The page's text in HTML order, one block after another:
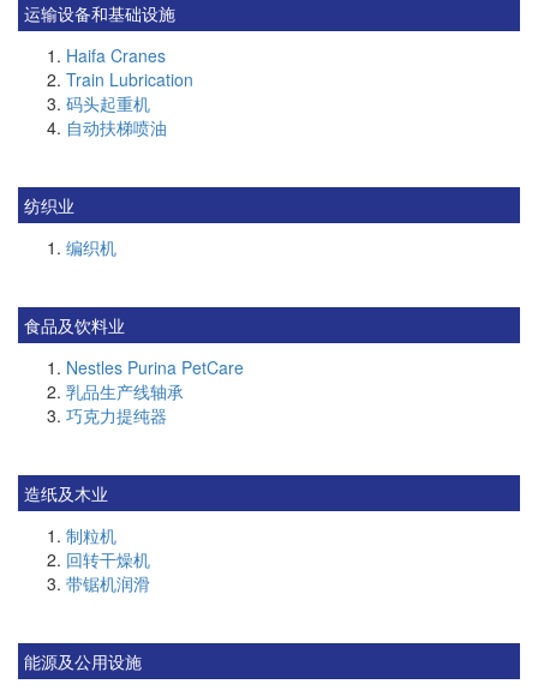
运输设备和基础设施
Haifa Cranes
Train Lubrication
码头起重机
自动扶梯喷油
纺织业
编织机
食品及饮料业
Nestles Purina PetCare
乳品生产线轴承
巧克力提纯器
造纸及木业
制粒机
回转干燥机
带锯机润滑
能源及公用设施